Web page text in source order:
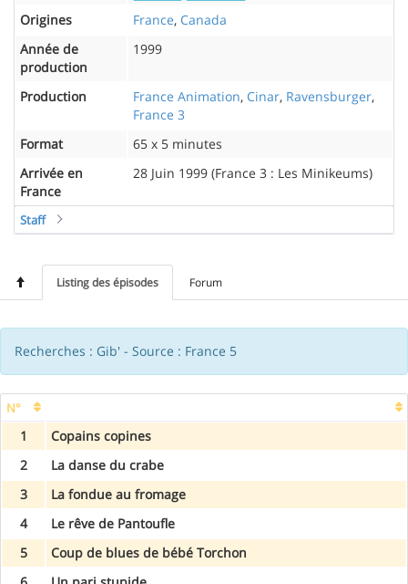
Origines France, Canada
Année de
production
1999
Production France Animation, Cinar, Ravensburger,
France 3
Format
65 x 5 minutes
Arrivée en
France
28 Juin 1999 (France 3 : Les Minikeums)
Staff
Listing des épisodes Forum
Recherches : Gib' - Source : France 5
N°
1
Copains copines
2
La danse du crabe
3
La fondue au fromage
4
Le rêve de Pantoufle
5
Coup de blues de bébé Torchon